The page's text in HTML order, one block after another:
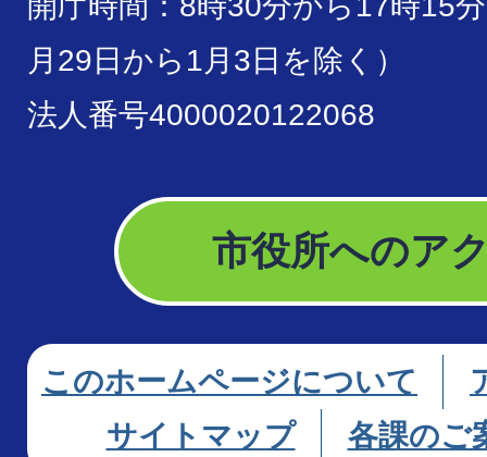
月29日から1月3日を除く）
法人番号4000020122068
市役所へのア
このホームページについて
サイトマップ
各課のご